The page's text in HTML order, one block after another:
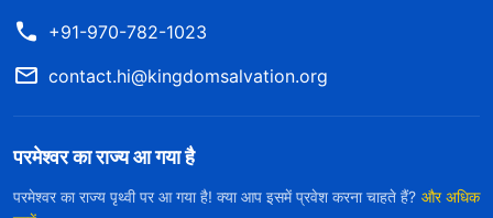
+91-970-782-1023
contact.hi@kingdomsalvation.org
परमेश्वर का राज्य आ गया है
परमेश्वर का राज्य पृथ्वी पर आ गया है! क्या आप इसमें प्रवेश करना चाहते हैं? और अधिक